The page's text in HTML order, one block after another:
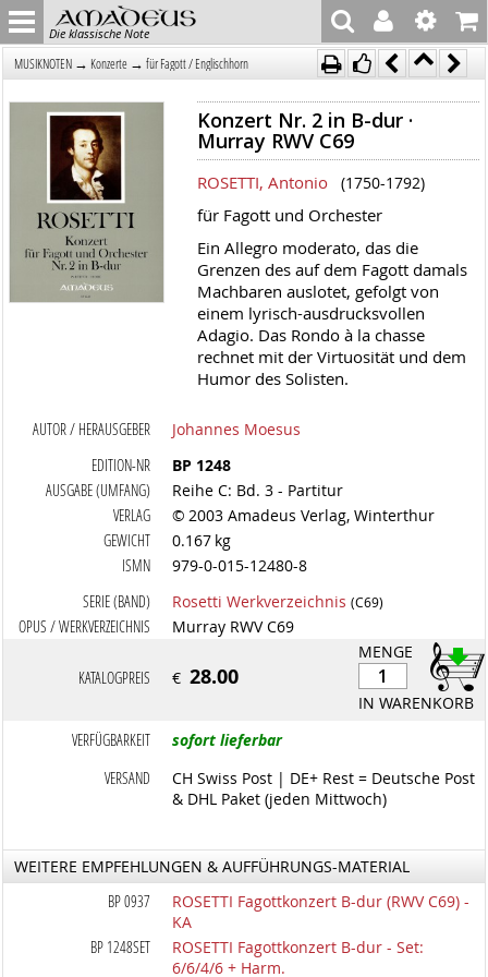
Die klassische Note
MUSIKNOTEN → Konzerte → für Fagott / Englischhorn
Konzert Nr. 2 in B-dur ·
Murray RWV C69
ROSETTI, Antonio (1750-1792)
für Fagott und Orchester
Ein Allegro moderato, das die
Grenzen des auf dem Fagott damals
Machbaren auslotet, gefolgt von
einem lyrisch-ausdrucksvollen
Adagio. Das Rondo à la chasse
rechnet mit der Virtuosität und dem
Humor des Solisten.
AUTOR / HERAUSGEBER
Johannes Moesus
EDITION-NR
BP 1248
AUSGABE (UMFANG)
Reihe C: Bd. 3 - Partitur
VERLAG
© 2003 Amadeus Verlag, Winterthur
GEWICHT
0.167 kg
ISMN
979-0-015-12480-8
SERIE (BAND)
Rosetti Werkverzeichnis (C69)
OPUS / WERKVERZEICHNIS
Murray RWV C69
MENGE
IN WARENKORB
KATALOGPREIS €28.00
VERFÜGBARKEIT
sofort lieferbar
VERSAND
CH Swiss Post | DE+ Rest = Deutsche Post
& DHL Paket (jeden Mittwoch)
WEITERE EMPFEHLUNGEN & AUFFÜHRUNGS-MATERIAL
BP 0937
ROSETTI Fagottkonzert B-dur (RWV C69) -
KA
BP 1248SET
ROSETTI Fagottkonzert B-dur - Set:
6/6/4/6 + Harm.